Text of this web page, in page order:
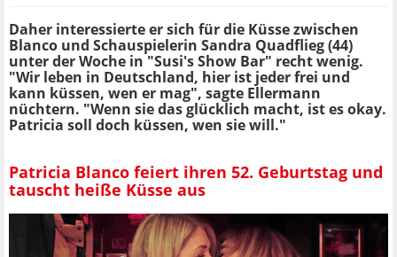
Daher interessierte er sich für die Küsse zwischen
Blanco und Schauspielerin Sandra Quadflieg (44)
unter der Woche in "Susi's Show Bar" recht wenig.
"Wir leben in Deutschland, hier ist jeder frei und
kann küssen, wen er mag", sagte Ellermann
nüchtern. "Wenn sie das glücklich macht, ist es okay.
Patricia soll doch küssen, wen sie will."
Patricia Blanco feiert ihren 52. Geburtstag und
tauscht heiße Küsse aus